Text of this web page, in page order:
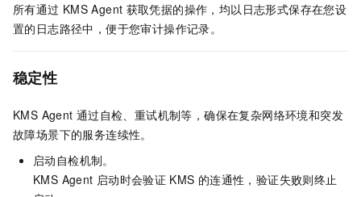
所有通过 KMS Agent 获取凭据的操作，均以日志形式保存在您设
置的日志路径中，便于您审计操作记录。
稳定性
KMS Agent 通过自检、重试机制等，确保在复杂网络环境和突发
故障场景下的服务连续性。
启动自检机制。
KMS Agent 启动时会验证 KMS 的连通性，验证失败则终止